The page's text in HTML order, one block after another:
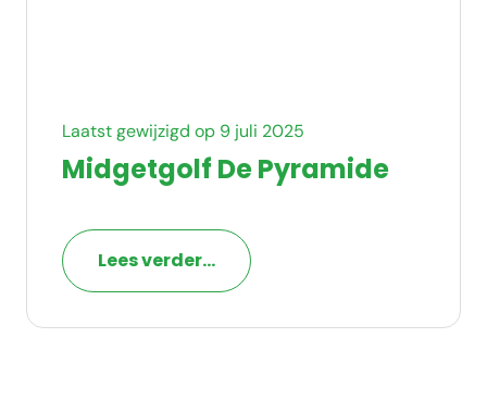
Midgetgolf De Pyramide
Laatst gewijzigd op 9 juli 2025
Lees verder...